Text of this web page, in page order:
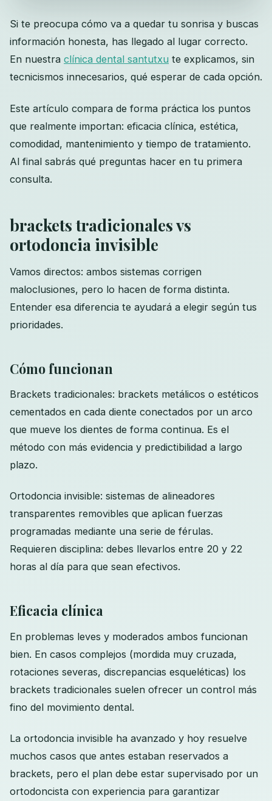
Si te preocupa cómo va a quedar tu sonrisa y buscas
información honesta, has llegado al lugar correcto.
En nuestra clínica dental santutxu te explicamos, sin
tecnicismos innecesarios, qué esperar de cada opción.
Este artículo compara de forma práctica los puntos
que realmente importan: eficacia clínica, estética,
comodidad, mantenimiento y tiempo de tratamiento.
Al final sabrás qué preguntas hacer en tu primera
consulta.
brackets tradicionales vs
ortodoncia invisible
Vamos directos: ambos sistemas corrigen
maloclusiones, pero lo hacen de forma distinta.
Entender esa diferencia te ayudará a elegir según tus
prioridades.
Cómo funcionan
Brackets tradicionales: brackets metálicos o estéticos
cementados en cada diente conectados por un arco
que mueve los dientes de forma continua. Es el
método con más evidencia y predictibilidad a largo
plazo.
Ortodoncia invisible: sistemas de alineadores
transparentes removibles que aplican fuerzas
programadas mediante una serie de férulas.
Requieren disciplina: debes llevarlos entre 20 y 22
horas al día para que sean efectivos.
Eficacia clínica
En problemas leves y moderados ambos funcionan
bien. En casos complejos (mordida muy cruzada,
rotaciones severas, discrepancias esqueléticas) los
brackets tradicionales suelen ofrecer un control más
fino del movimiento dental.
La ortodoncia invisible ha avanzado y hoy resuelve
muchos casos que antes estaban reservados a
brackets, pero el plan debe estar supervisado por un
ortodoncista con experiencia para garantizar